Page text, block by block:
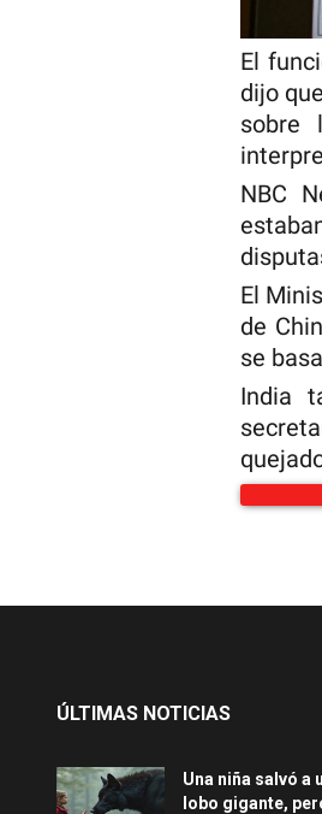
El
dijo
sobre
NBC
El
de
se
India
ÚLTIMAS NOTICIAS
Una niña salvó a
lobo gigante,